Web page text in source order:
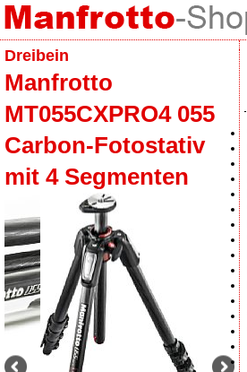
Dreibein
Manfrotto
MT055CXPRO4 055
Carbon-Fotostativ
mit 4 Segmenten